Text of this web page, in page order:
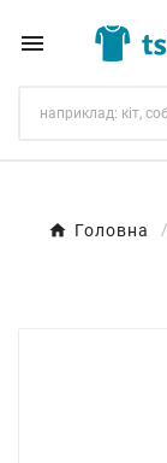

Головна